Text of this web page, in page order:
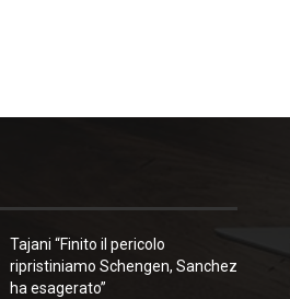
Tajani “Finito il pericolo
ripristiniamo Schengen, Sanchez
ha esagerato”